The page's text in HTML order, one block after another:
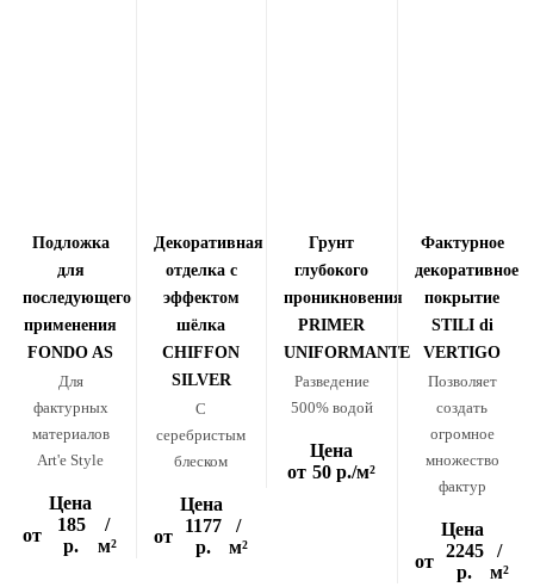
Подложка
для
последующего
применения
FONDO AS
Для
фактурных
материалов
Art'e Style
Цена
от
185
р.
/
м²
Декоративная
отделка с
эффектом
шёлка
CHIFFON
SILVER
C
серебристым
блеском
Цена
от
1177
р.
/
м²
Грунт
глубокого
проникновения
PRIMER
UNIFORMANTE
Разведение
500% водой
Цена
от 50 р./м²
Фактурное
декоративное
покрытие
STILI di
VERTIGO
Позволяет
создать
огромное
множество
фактур
Цена
от
2245
р.
/
м²